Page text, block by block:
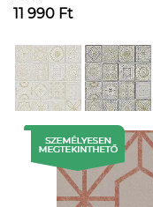
11 990 Ft